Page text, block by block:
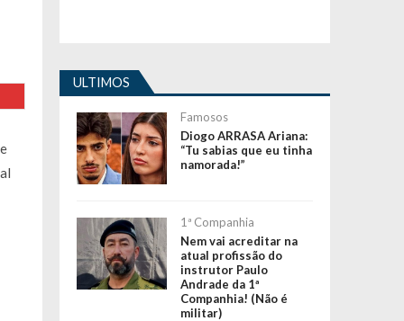
ULTIMOS
Famosos
Diogo ARRASA Ariana:
“Tu sabias que eu tinha
namorada!”
1ª Companhia
Nem vai acreditar na
atual profissão do
instrutor Paulo
Andrade da 1ª
Companhia! (Não é
militar)